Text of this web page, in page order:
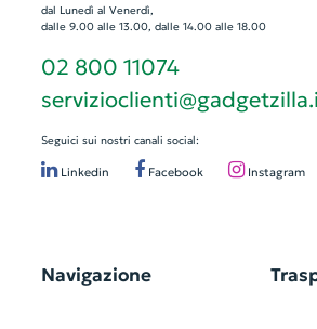
dal Lunedì al Venerdì,
dalle 9.00 alle 13.00, dalle 14.00 alle 18.00
02 800 11074
Seguici sui nostri canali social:
Linkedin Facebook Instagram
Navigazione